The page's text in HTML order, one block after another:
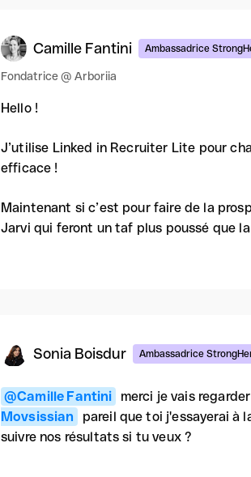
Camille Fantini Ambassadrice
Fondatrice @ Arboriia
Hello !
J’utilise Linked in Recruiter Lite pour
efficace !
Maintenant si c’est pour faire de la
Jarvi qui feront un taf plus poussé que
Sonia Boisdur Ambassadrice
@Camille Fantini merci je vais
Movsissian
pareil que toi j'essayerai à
suivre nos résultats si tu veux ?